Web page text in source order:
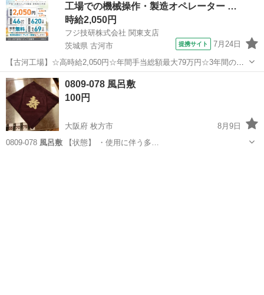
工場での機械操作・製造オペレーター …
時給2,050円
フジ技研株式会社 関東支店
茨城県 古河市
提携サイト 7月24日
【古河工場】☆高時給2,050円☆年間手当総額最大79万円☆3年間の手
当総額169万円☆年収630万円可☆寮費無料☆大手トラックメーカーで
の組立組付のお仕事☆自動車業界経験者積極採用中！！【20代でも年
収500万円が目指せる...
茨城 古河市
0809-078 風呂敷
100円
大阪府 枚方市
8月9日
0809-078 風呂敷 【状態】 ・使用に伴う多…